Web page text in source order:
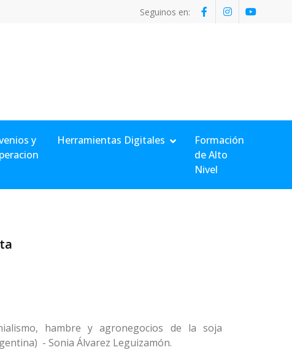
Seguinos en:
y
Herramientas Digitales
Formación
de Alto
Nivel
hambre y agronegocios de la soja
- Sonia Álvarez Leguizamón.